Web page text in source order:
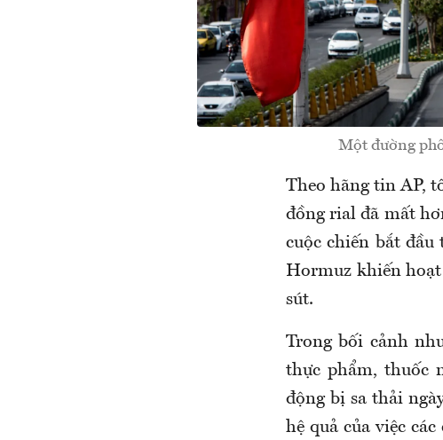
Một đường
Theo hãng tin AP,
đồng rial đã mất
cuộc chiến bắt đầu
Hormuz khiến
sút.
Trong bối cảnh
thực phẩm, thuốc
động bị sa thải
hệ quả của việc